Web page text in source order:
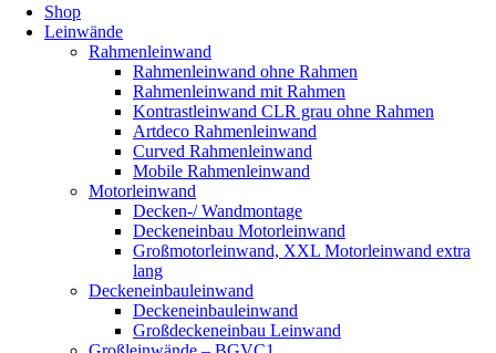
Shop
Leinwände
Rahmenleinwand
Rahmenleinwand ohne Rahmen
Rahmenleinwand mit Rahmen
Kontrastleinwand CLR grau ohne Rahmen
Artdeco Rahmenleinwand
Curved Rahmenleinwand
Mobile Rahmenleinwand
Motorleinwand
Decken-/ Wandmontage
Deckeneinbau Motorleinwand
Großmotorleinwand, XXL Motorleinwand extra
lang
Deckeneinbauleinwand
Deckeneinbauleinwand
Großdeckeneinbau Leinwand